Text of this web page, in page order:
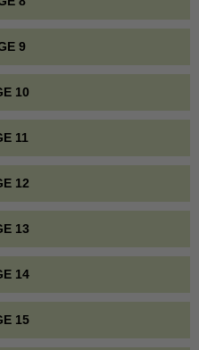
9
10
11
12
13
14
15